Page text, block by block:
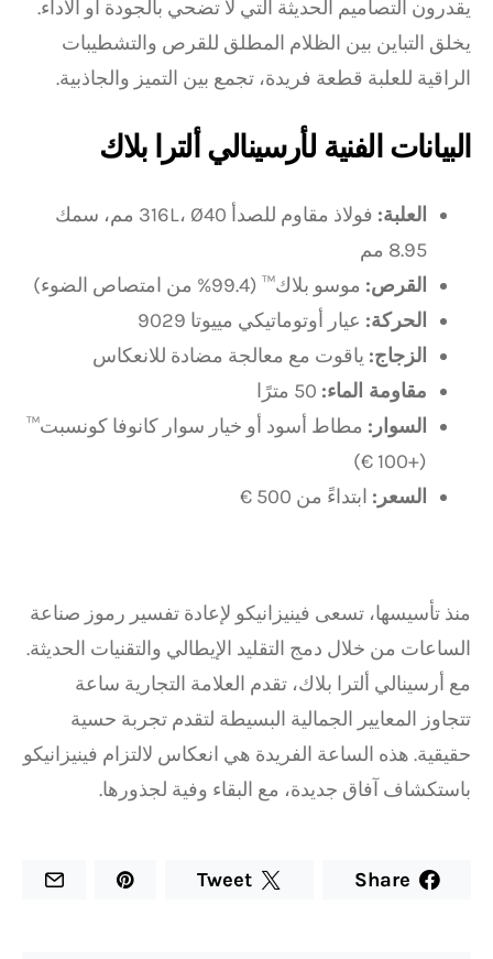
يقدرون التصاميم الحديثة التي لا تضحي بالجودة أو الأداء.
يخلق التباين بين الظلام المطلق للقرص والتشطيبات
الراقية للعلبة قطعة فريدة، تجمع بين التميز والجاذبية.
البيانات الفنية لأرسينالي ألترا بلاك
العلبة:
فولاذ مقاوم للصدأ 316L، Ø40 مم، سمك
8.95 مم
القرص: موسو بلاك™ (99.4% من امتصاص الضوء)
الحركة: عيار أوتوماتيكي مييوتا 9029
الزجاج: ياقوت مع معالجة مضادة للانعكاس
مقاومة الماء:
السوار: مطاط أسود أو خيار سوار كانوفا كونسبت™
(+100 €)
السعر: ابتداءً من 500 €
منذ تأسيسها، تسعى فينيزانيكو لإعادة تفسير رموز صناعة
الساعات من خلال دمج التقليد الإيطالي والتقنيات الحديثة.
مع أرسينالي ألترا بلاك، تقدم العلامة التجارية ساعة
تتجاوز المعايير الجمالية البسيطة لتقدم تجربة حسية
حقيقية. هذه الساعة الفريدة هي انعكاس لالتزام فينيزانيكو
باستكشاف آفاق جديدة، مع البقاء وفية لجذورها.
Share
Tweet